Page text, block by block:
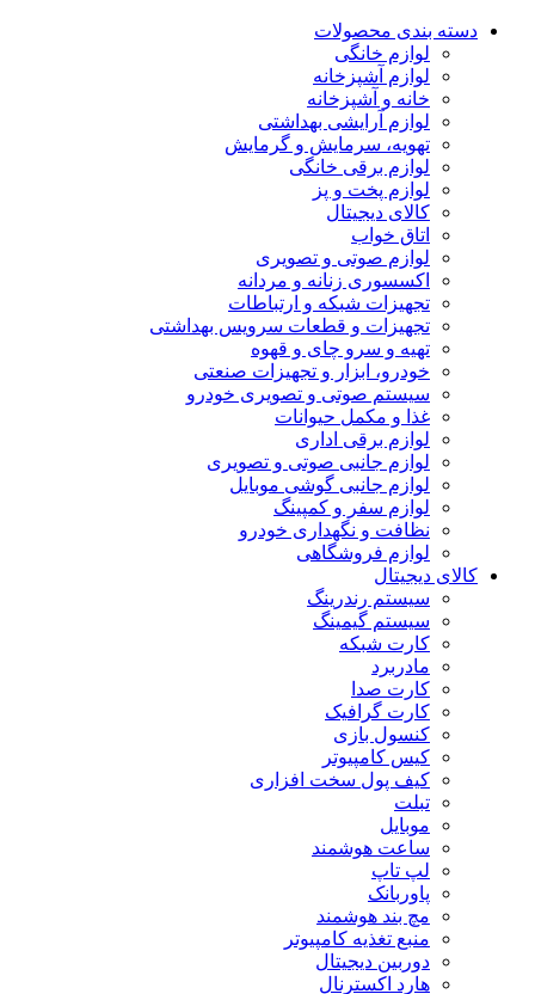
دسته بندی محصولات
لوازم خانگی
لوازم آشپزخانه
خانه و آشپزخانه
لوازم آرایشی بهداشتی
تهویه، سرمایش و گرمایش
لوازم برقی خانگی
لوازم پخت و پز
کالای دیجیتال
اتاق خواب
لوازم صوتی و تصویری
اکسسوری زنانه و مردانه
تجهیزات شبکه و ارتباطات
تجهیزات و قطعات سرویس بهداشتی
تهیه و سرو چای و قهوه
خودرو، ابزار و تجهیزات صنعتی
سیستم صوتی و تصویری خودرو
غذا و مکمل حیوانات
لوازم برقی اداری
لوازم جانبی صوتی و تصویری
لوازم جانبی گوشی موبایل
لوازم سفر و کمپینگ
نظافت و نگهداری خودرو
لوازم فروشگاهی
کالای دیجیتال
سیستم رندرینگ
سیستم گیمینگ
کارت شبکه
مادربرد
کارت صدا
کارت گرافیک
کنسول بازی
کیس کامپیوتر
کیف پول سخت افزاری
تبلت
موبایل
ساعت هوشمند
لپ تاپ
پاوربانک
مچ بند هوشمند
منبع تغذیه کامپیوتر
دوربین دیجیتال
هارد اکسترنال